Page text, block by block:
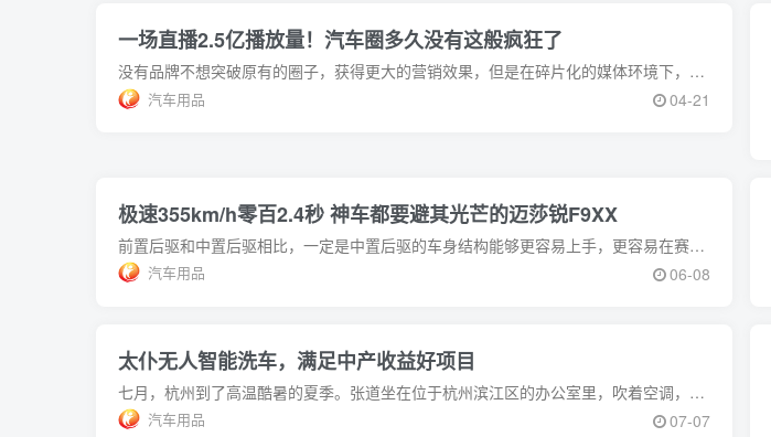
一场直播2.5亿播放量！汽车圈多久没有这般疯狂了
没有品牌不想突破原有的圈子，获得更大的营销效果，但是在碎片化的媒体环境下，品牌破圈已经成为了可遇不可求的“罕见品”。尤其是在汽车行业，作为最具代表性的高价值商品
汽车用品 04-21
极速355km/h零百2.4秒 神车都要避其光芒的迈莎锐F9XX
前置后驱和中置后驱相比，一定是中置后驱的车身结构能够更容易上手，更容易在赛道创造好成绩。那如果是四驱还带电机辅助呢?简直是职业玩家的体验。那如果再经过MANSO
汽车用品 06-08
太仆无人智能洗车，满足中产收益好项目
七月，杭州到了高温酷暑的夏季。张道坐在位于杭州滨江区的办公室里，吹着空调，一脸轻松地拿起手机查看太仆洗车APP后台的数据。这是太仆无人智能洗车运营网点传送过来的
汽车用品 07-07